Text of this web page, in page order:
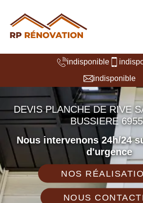
indisponible
indisponible
DEVIS PLANCHE DE RIVE
BUSSIERE
Nous intervenons 24h/24
d'urgence
NOS
NOUS